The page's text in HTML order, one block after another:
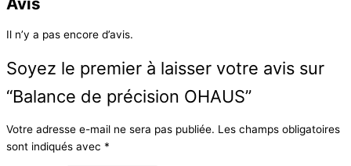
Il n’y a pas encore d’avis.
Soyez le premier à laisser votre avis sur
“Balance de précision OHAUS”
Votre adresse e-mail ne sera pas publiée. Les champs obligatoires
sont indiqués avec *